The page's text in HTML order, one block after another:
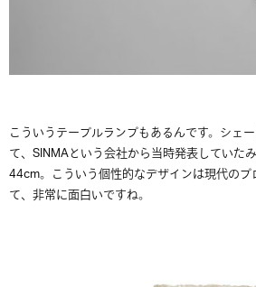
こういうテーブルランプもあるんです。シェ
て、SINMAという会社から当時発表していた
44cm。こういう個性的なデザインは現代のプ
て、非常に面白いですね。